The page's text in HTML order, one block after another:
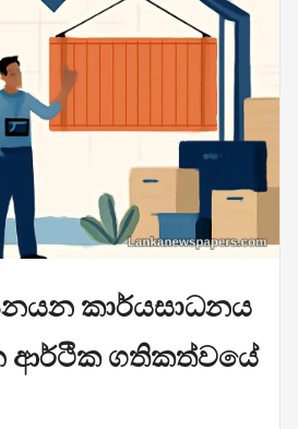
කාර්යසාධනය
ආර්ථික ගතිකත්වයේ